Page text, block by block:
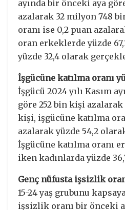
ayında bir önceki aya
azalarak 32 milyon 748
oranı ise 0,2 puan
oran erkeklerde yüzde
yüzde 32,4 olarak
İşgücüne katılma oranı
İşgücü 2024 yılı Kasım
göre 252 bin kişi
kişi, işgücüne katılma
azalarak yüzde 54,2
İşgücüne katılma oranı
iken kadınlarda yüzde
Genç nüfusta işsizlik
15-24 yaş grubunu
işsizlik oranı bir önceki